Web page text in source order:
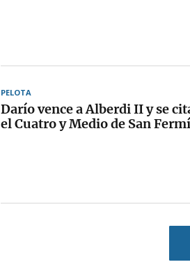
PELOTA
Darío vence a Alberdi II y se
el Cuatro y Medio de San